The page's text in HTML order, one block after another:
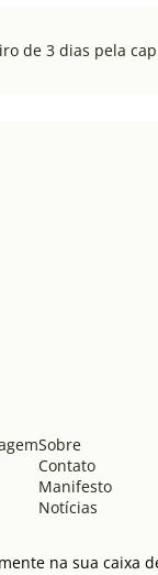
de 3 dias pela
Sobre
Contato
Manifesto
Notícias
na sua caixa